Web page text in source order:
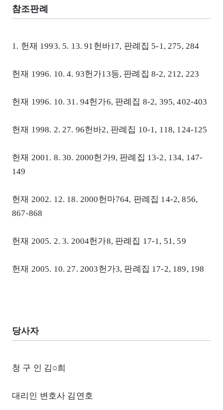
참조판례
1. 헌재 1993. 5. 13. 91헌바17, 판례집 5-1, 275, 284
헌재 1996. 10. 4. 93헌가13등, 판례집 8-2, 212, 223
헌재 1996. 10. 31. 94헌가6, 판례집 8-2, 395, 402-403
헌재 1998. 2. 27. 96헌바2, 판례집 10-1, 118, 124-125
헌재 2001. 8. 30. 2000헌가9, 판례집 13-2, 134, 147-
149
헌재 2002. 12. 18. 2000헌마764, 판례집 14-2, 856,
867-868
헌재 2005. 2. 3. 2004헌가8, 판례집 17-1, 51, 59
헌재 2005. 10. 27. 2003헌가3, 판례집 17-2, 189, 198
당사자
청 구 인 김○희
대리인 변호사 김연호